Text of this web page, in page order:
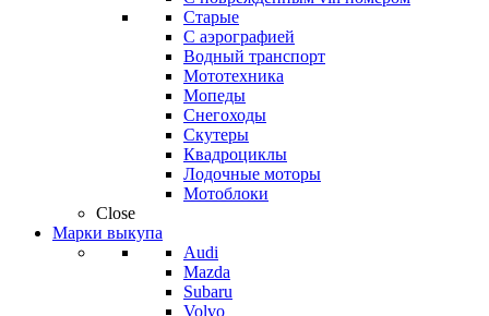
Старые
С аэрографией
Водный транспорт
Мототехника
Мопеды
Снегоходы
Скутеры
Квадроциклы
Лодочные моторы
Мотоблоки
Close
Марки выкупа
Audi
Mazda
Subaru
Volvo